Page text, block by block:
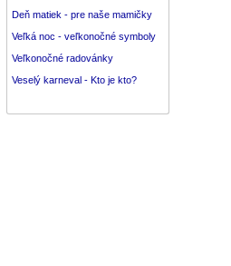
Deň matiek - pre naše mamičky
Veľká noc - veľkonočné symboly
Veľkonočné radovánky
Veselý karneval - Kto je kto?